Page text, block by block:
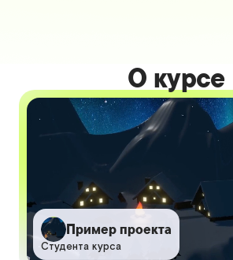
Пример проекта
Студента курса
О курсе